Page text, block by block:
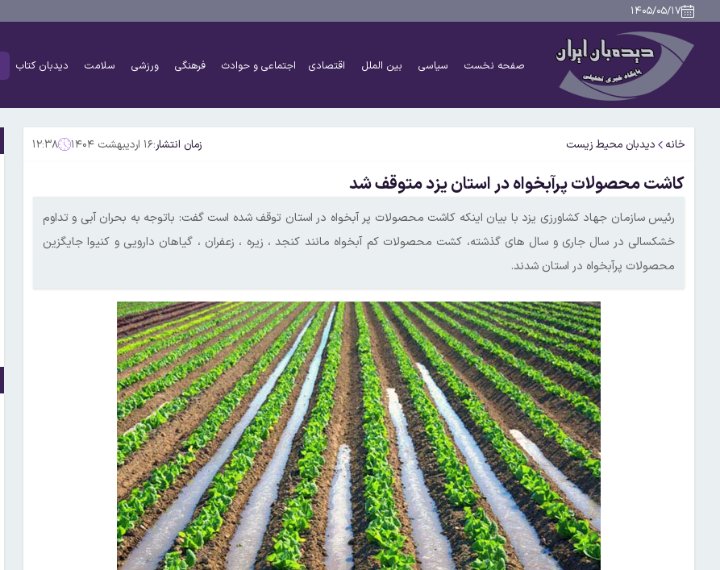
۱۴۰۵/۰۵/۱۷
صفحه نخست سیاسی بین الملل اقتصادی اجتماعی و حوادث فرهنگی ورزشی سلامت دیدبان کتاب
خانه دیدبان محیط زیست زمان انتشار:۱۶ اردیبهشت ۱۴۰۴ ۱۲:۳۸
کاشت محصولات پرآبخواه در استان یزد متوقف شد
رئیس سازمان جهاد کشاورزی یزد با بیان اینکه کاشت محصولات پر آبخواه در استان توقف شده است گفت: باتوجه به بحران آبی و تداوم
خشکسالی در سال جاری و سال های گذشته، کشت محصولات کم آبخواه مانند کنجد ، زیره ، زعفران ، گیاهان دارویی و کنیوا جایگزین
محصولات پرآبخواه در استان شدند.